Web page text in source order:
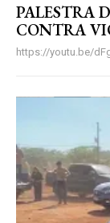
PALESTRA
CONTRA
https://youtu.be/